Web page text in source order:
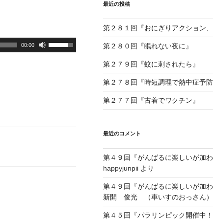
00:00
ボ
リ
最近の投稿
第２８１回『おにぎりアクション、
第２８０回『眠れない夜に』
第２７９回『蚊に刺されたら』
第２７８回『時短調理で熱中症予防
第２７７回『古着でワクチン』
最近のコメント
第４９回『がんばるに楽しいが加わ
happyjunpiiより
第４９回『がんばるに楽しいが加わ
新開 俊光 （車いすのおっさん）
第４５回『パラリンピック開催中！